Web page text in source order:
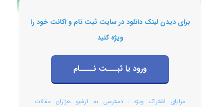
برای دیدن لینک دانلود در سایت ثبت نام و اکانت خود را
ویژه کنید
ورود یا ثبـــت نــــام
مزایای اشتراک ویژه : دسترسی به آرشیو هزاران مقالات